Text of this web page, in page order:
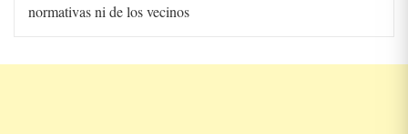
normativas ni de los vecinos